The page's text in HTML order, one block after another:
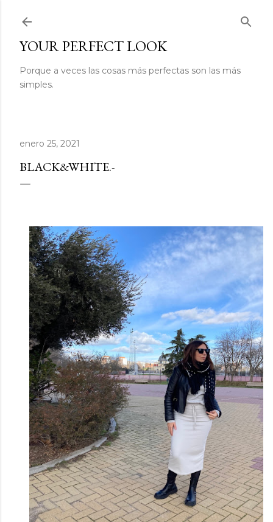
YOUR PERFECT LOOK
Porque a veces las cosas más perfectas son las más
simples.
enero 25, 2021
BLACK&WHITE.-